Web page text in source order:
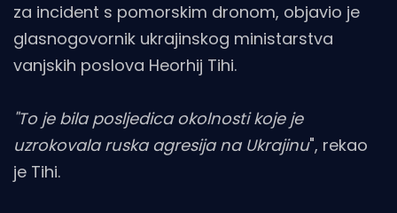
za incident s pomorskim dronom, objavio je
glasnogovornik ukrajinskog ministarstva
vanjskih poslova Heorhij Tihi.
"To je bila posljedica okolnosti koje je
uzrokovala ruska agresija na Ukrajinu", rekao
je Tihi.